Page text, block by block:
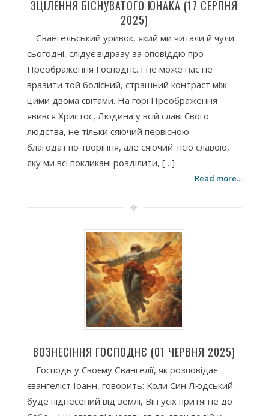
ЗЦІЛЕННЯ БІСНУВАТОГО ЮНАКА (17 СЕРПНЯ
2025)
Євангельський уривок, який ми читали й чули
сьогодні, слідує відразу за оповіддю про
Преображення Господнє. І не може нас не
вразити той болісний, страшний контраст між
цими двома світами. На горі Преображення
явився Христос, Людина у всій славі Свого
людства, не тільки сяючий первісною
благодаттю творіння, але сяючий тією славою,
яку ми всі покликані розділити, […]
Read more...
ВОЗНЕСІННЯ ГОСПОДНЄ (01 ЧЕРВНЯ 2025)
Господь у Своєму Євангелії, як розповідає
євангеліст Іоанн, говорить: Коли Син Людський
буде піднесений від землі, Він усіх притягне до